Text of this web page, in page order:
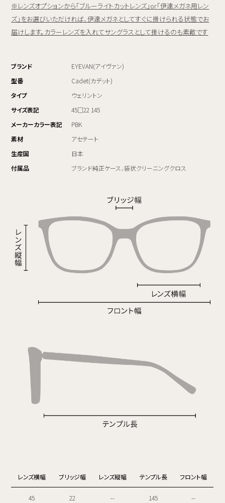
※レンズオプションから「ブルーライトカットレンズ」or「伊達メガネ用レン
ズ」をお選びいただければ、伊達メガネとしてすぐに掛けられる状態でお
届けします。カラーレンズを入れてサングラスとして掛けるのも素敵です
ブランド
EYEVAN(アイヴァン)
型番
Cadet(カデット)
タイプ
ウェリントン
サイズ表記
45□22 145
メーカーカラー表記
PBK
素材
アセテート
生産国
日本
付属品
ブランド純正ケース、袋状クリーニングクロス
レンズ横幅 ブリッジ幅 レンズ縦幅 テンプル長 フロント幅
45 22 -- 145 --